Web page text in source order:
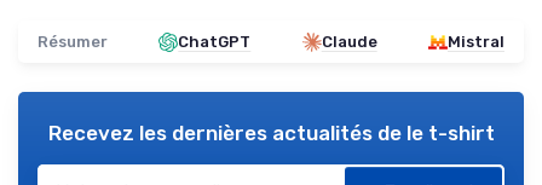
Résumer ChatGPT Claude Mistral
Recevez les dernières actualités de le t-shirt